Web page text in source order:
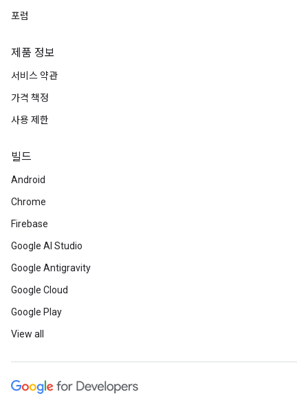
포럼
제품 정보
서비스 약관
가격 책정
사용 제한
빌드
Android
Chrome
Firebase
Google AI Studio
Google Antigravity
Google Cloud
Google Play
View all